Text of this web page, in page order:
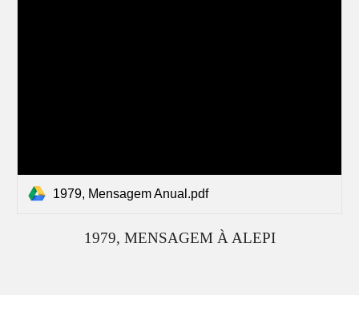
1979, Mensagem Anual.pdf
1979, MENSAGEM À ALEPI